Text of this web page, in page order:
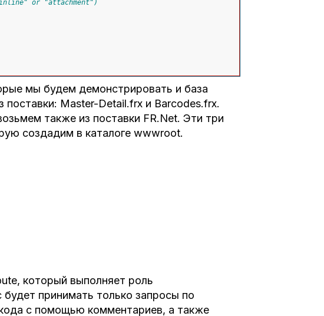
or "attachment")
мы будем демонстрировать и база
Master-Detail.frx и Barcodes.frx.
также из поставки FR.Net. Эти три
создадим в каталоге wwwroot.
который выполняет роль
принимать только запросы по
с помощью комментариев, а также